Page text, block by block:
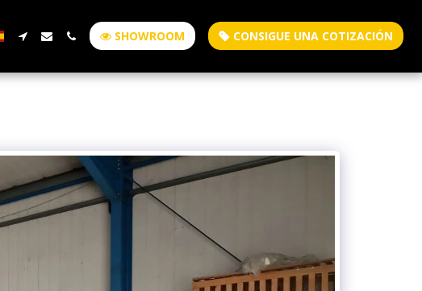
SHOWROOM CONSIGUE UNA COTIZACIÓN